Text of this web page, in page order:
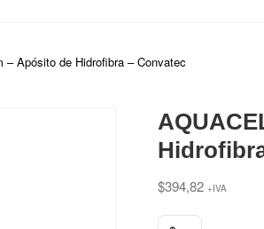
Apósito de Hidrofibra – Convatec
$394,82 +IVA